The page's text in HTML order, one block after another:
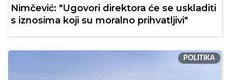
Nimčević: "Ugovori direktora će se uskladiti
s iznosima koji su moralno prihvatljivi"
POLITIKA